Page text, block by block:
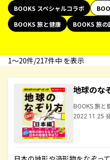
BOOKS スペシャルコラボ
BOOKS 旅と健康
BOOKS 旅の
1〜20件/217件中 を表示
地球の
BOOKS 旅と
2022.11.25